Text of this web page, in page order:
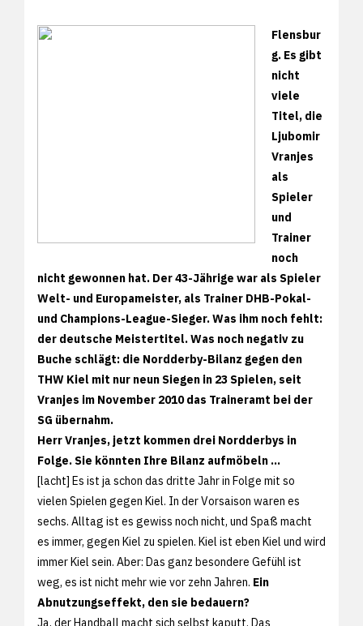
Flensbur
g. Es gibt
nicht
viele
Titel, die
Ljubomir
Vranjes
als
Spieler
und
Trainer
noch
nicht gewonnen hat. Der 43-Jährige war als Spieler
Welt- und Europameister, als Trainer DHB-Pokal-
und Champions-League-Sieger. Was ihm noch fehlt:
der deutsche Meistertitel. Was noch negativ zu
Buche schlägt: die Nordderby-Bilanz gegen den
THW Kiel mit nur neun Siegen in 23 Spielen, seit
Vranjes im November 2010 das Traineramt bei der
SG übernahm.
Herr Vranjes, jetzt kommen drei Nordderbys in
Folge. Sie könnten Ihre Bilanz aufmöbeln ...
[lacht] Es ist ja schon das dritte Jahr in Folge mit so
vielen Spielen gegen Kiel. In der Vorsaison waren es
sechs. Alltag ist es gewiss noch nicht, und Spaß macht
es immer, gegen Kiel zu spielen. Kiel ist eben Kiel und wird
immer Kiel sein. Aber: Das ganz besondere Gefühl ist
weg, es ist nicht mehr wie vor zehn Jahren. Ein
Abnutzungseffekt, den sie bedauern?
Ja, der Handball macht sich selbst kaputt. Das